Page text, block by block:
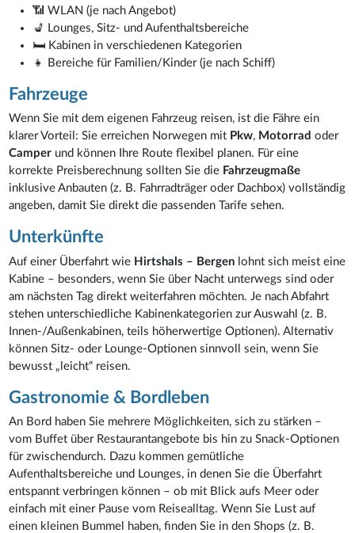
📶 WLAN (je nach Angebot)
💺 Lounges, Sitz- und Aufenthaltsbereiche
🛏️ Kabinen in verschiedenen Kategorien
👧 Bereiche für Familien/Kinder (je nach Schiff)
Fahrzeuge
Wenn Sie mit dem eigenen Fahrzeug reisen, ist die Fähre ein
klarer Vorteil: Sie erreichen Norwegen mit Pkw, Motorrad oder
Camper und können Ihre Route flexibel planen. Für eine
korrekte Preisberechnung sollten Sie die Fahrzeugmaße
inklusive Anbauten (z. B. Fahrradträger oder Dachbox) vollständig
angeben, damit Sie direkt die passenden Tarife sehen.
Unterkünfte
Auf einer Überfahrt wie Hirtshals – Bergen lohnt sich meist eine
Kabine – besonders, wenn Sie über Nacht unterwegs sind oder
am nächsten Tag direkt weiterfahren möchten. Je nach Abfahrt
stehen unterschiedliche Kabinenkategorien zur Auswahl (z. B.
Innen-/Außenkabinen, teils höherwertige Optionen). Alternativ
können Sitz- oder Lounge-Optionen sinnvoll sein, wenn Sie
bewusst „leicht“ reisen.
Gastronomie & Bordleben
An Bord haben Sie mehrere Möglichkeiten, sich zu stärken –
vom Buffet über Restaurantangebote bis hin zu Snack-Optionen
für zwischendurch. Dazu kommen gemütliche
Aufenthaltsbereiche und Lounges, in denen Sie die Überfahrt
entspannt verbringen können – ob mit Blick aufs Meer oder
einfach mit einer Pause vom Reisealltag. Wenn Sie Lust auf
einen kleinen Bummel haben, finden Sie in den Shops (z. B.